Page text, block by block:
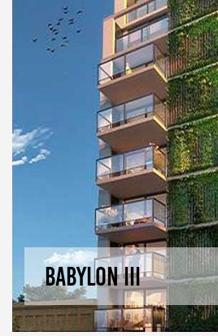
Babylon III